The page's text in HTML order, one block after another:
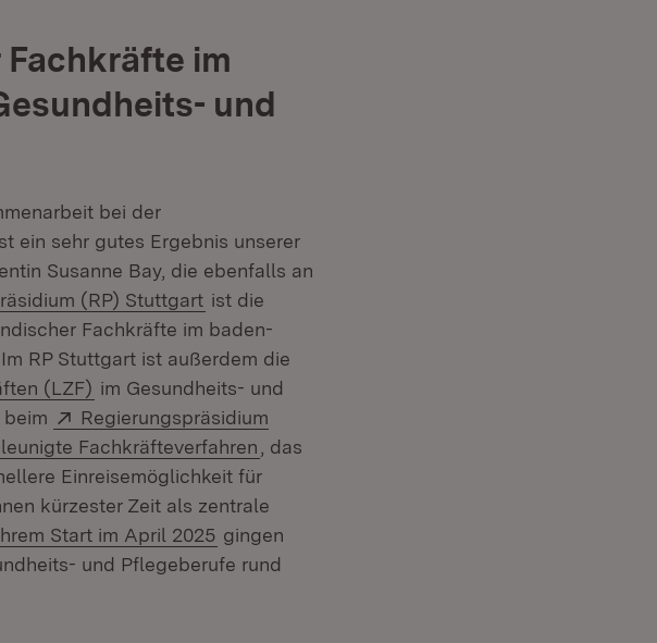
im
und
bei der
ein sehr gutes Ergebnis unserer
Susanne Bay, die ebenfalls an
(RP) Stuttgart (Öffnet in neuem Fenster)
ist die
Fachkräfte im baden-
RP Stuttgart ist außerdem die
(LZF) (Öffnet in neuem Fenster)
im Gesundheits- und
Extern:
Regierungspräsidium
Fachkräfteverfahren (Öffnet in neuem Fenster)
, das
Einreisemöglichkeit für
kürzester Zeit als zentrale
Start im April 2025 gingen
und Pflegeberufe rund